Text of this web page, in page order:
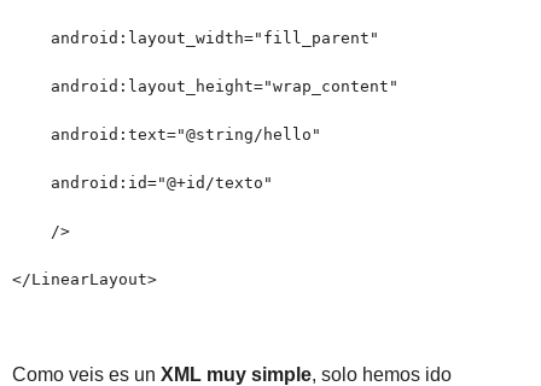
android:layout_width="fill_parent"
android:layout_height="wrap_content"
android:text="@string/hello"
android:id="@+id/texto"
/>
</LinearLayout>
Como veis es un XML muy simple, solo hemos ido